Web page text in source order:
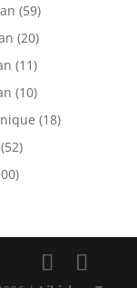
(59)
(20)
(11)
(10)
(18)
(52)